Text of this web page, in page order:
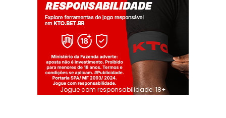
Jogue com responsabilidade. 18+